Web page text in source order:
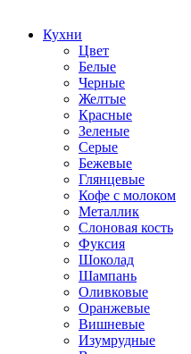
Кухни
Цвет
Белые
Черные
Желтые
Красные
Зеленые
Серые
Бежевые
Глянцевые
Кофе с молоком
Металлик
Слоновая кость
Фуксия
Шоколад
Шампань
Оливковые
Оранжевые
Вишневые
Изумрудные